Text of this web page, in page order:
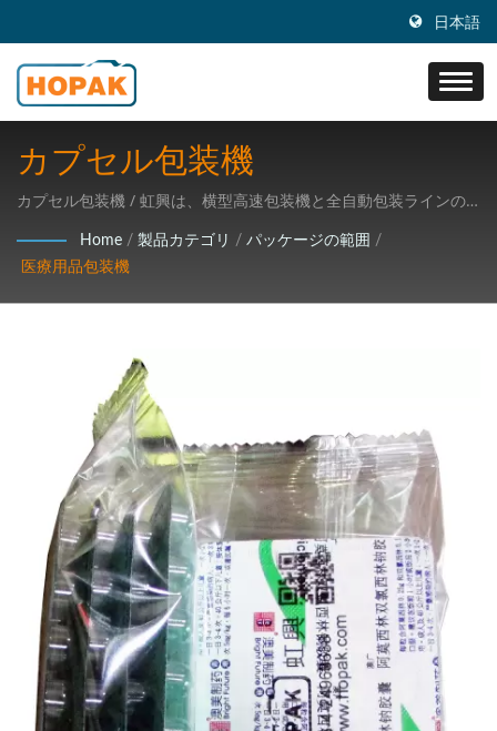
日本語
カプセル包装機
カプセル包装機 / 虹興は、横型高速包装機と全自動包装ラインの
設計、研究開発、生産および販売事業に従事し、高度な技術の包
装機械の研究開発に注力しています。
Home / 製品カテゴリ / パッケージの範囲 /
医療用品包装機